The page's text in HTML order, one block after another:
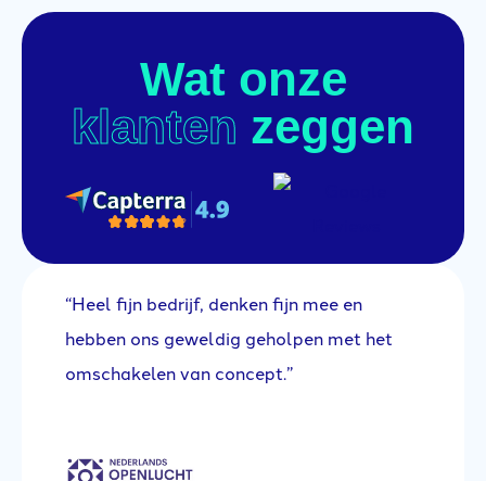
Wat onze
klanten zeggen
“Heel fijn bedrijf, denken fijn mee en
hebben ons geweldig geholpen met het
omschakelen van concept.”